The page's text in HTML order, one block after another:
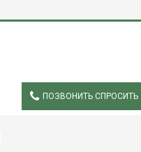
ПОЗВОНИТЬ СПРОСИТЬ